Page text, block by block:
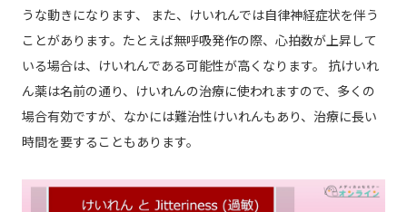
うな動きになります、 また、けいれんでは自律神経症状を伴う
ことがあります。たとえば無呼吸発作の際、心拍数が上昇して
いる場合は、けいれんである可能性が高くなります。 抗けいれ
ん薬は名前の通り、けいれんの治療に使われますので、多くの
場合有効ですが、なかには難治性けいれんもあり、治療に長い
時間を要することもあります。